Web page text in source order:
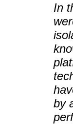
In
by